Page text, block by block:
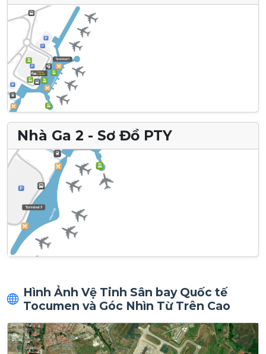
Nhà Ga 2 - Sơ Đồ PTY
Hình Ảnh Vệ Tinh Sân bay Quốc tế
Tocumen và Góc Nhìn Từ Trên Cao